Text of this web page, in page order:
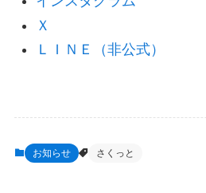
Ｘ
ＬＩＮＥ（非公式）
お知らせ さくっと